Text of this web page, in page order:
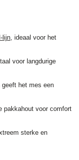
lijn , ideaal voor het
voor langdurige
geeft het mes een
pakkahout voor comfort
sterke en